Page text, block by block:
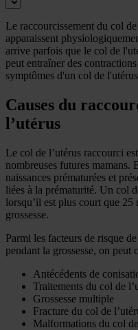
Le raccourcissement du col
apparaissent
arrive parfois que le col de
peut entraîner des
symptômes d'un col de
Causes du
l’utérus
Le col de l’utérus raccourci
nombreuses futures mamans.
naissances prématurées et
liées à la prématurité. Un col
lorsqu’il est plus court que 25
grossesse.
Parmi les facteurs de risque
pendant la grossesse, on peut
Antécédents de
Traitements du col de
Grossesse multiple
Fracture du col de
Malformations du col